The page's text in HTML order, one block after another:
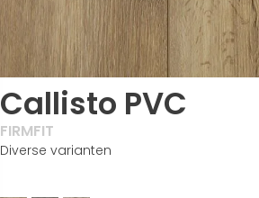
Callisto PVC
FIRMFIT
Diverse varianten